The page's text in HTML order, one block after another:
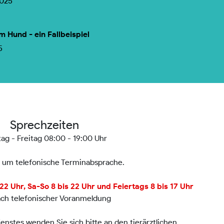
Hund - ein Fallbeispiel
Sprechzeiten
- Freitag 08:00 - 19:00 Uhr
telefonische Terminabsprache.
Uhr, Sa-So 8 bis 22 Uhr und Feiertags 8 bis 17 Uhr
telefonischer Voranmeldung